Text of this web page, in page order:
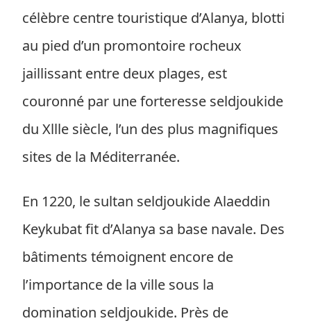
célèbre centre touristique d’Alanya, blotti
au pied d’un promontoire rocheux
jaillissant entre deux plages, est
couronné par une forteresse seldjoukide
du Xllle siècle, l’un des plus magnifiques
sites de la Méditerranée.
En 1220, le sultan seldjoukide Alaeddin
Keykubat fit d’Alanya sa base navale. Des
bâtiments témoignent encore de
l’importance de la ville sous la
domination seldjoukide. Près de